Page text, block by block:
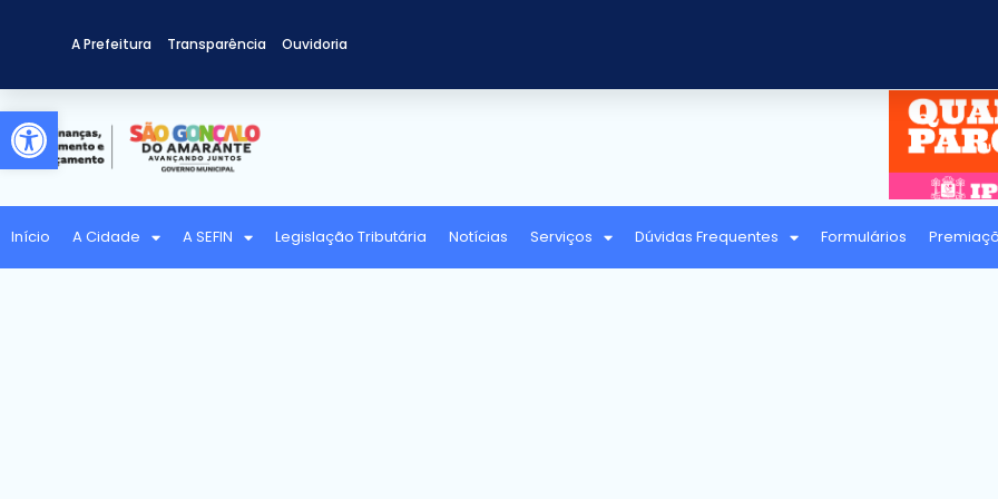
Abrir a barra de ferramentas
A Prefeitura Transparência Ouvidoria
Início A Cidade A SEFIN Legislação Tributária Notícias Serviços Dúvidas Frequentes Formulários